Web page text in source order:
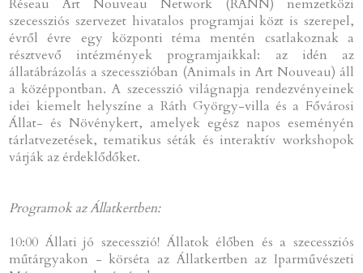
Réseau Art Nouveau Network (RANN) nemzetközi
szecessziós szervezet hivatalos programjai közt is szerepel,
évről évre egy központi téma mentén csatlakoznak a
résztvevő intézmények programjaikkal: az idén az
állatábrázolás a szecesszióban (Animals in Art Nouveau) áll
a középpontban. A szecesszió világnapja rendezvényeinek
idei kiemelt helyszíne a Ráth György-villa és a Fővárosi
Állat- és Növénykert, amelyek egész napos eseményén
tárlatvezetések, tematikus séták és interaktív workshopok
várják az érdeklődőket.
Programok az Állatkertben:
10:00 Állati jó szecesszió! Állatok élőben és a szecessziós
műtárgyakon - körséta az Állatkertben az Iparművészeti